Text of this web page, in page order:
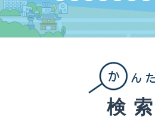
検索